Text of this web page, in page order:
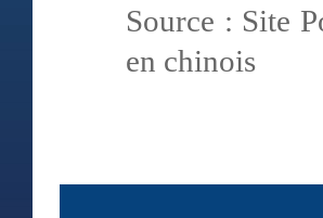
Source : Site
en chinois